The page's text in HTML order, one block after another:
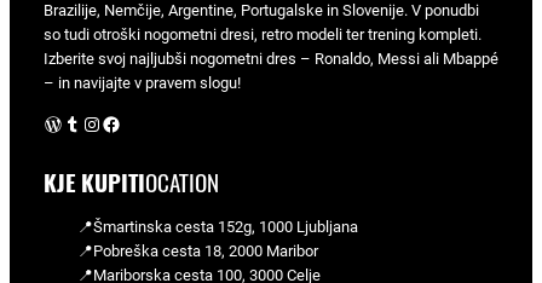
Brazilije, Nemčije, Argentine, Portugalske in Slovenije. V ponudbi
so tudi otroški nogometni dresi, retro modeli ter trening kompleti.
Izberite svoj najljubši nogometni dres – Ronaldo, Messi ali Mbappé
– in navijajte v pravem slogu!
WordPress Instagram Facebook
KJE KUPITIOCATION
📍Šmartinska cesta 152g, 1000 Ljubljana
📍Pobreška cesta 18, 2000 Maribor
📍Mariborska cesta 100, 3000 Celje